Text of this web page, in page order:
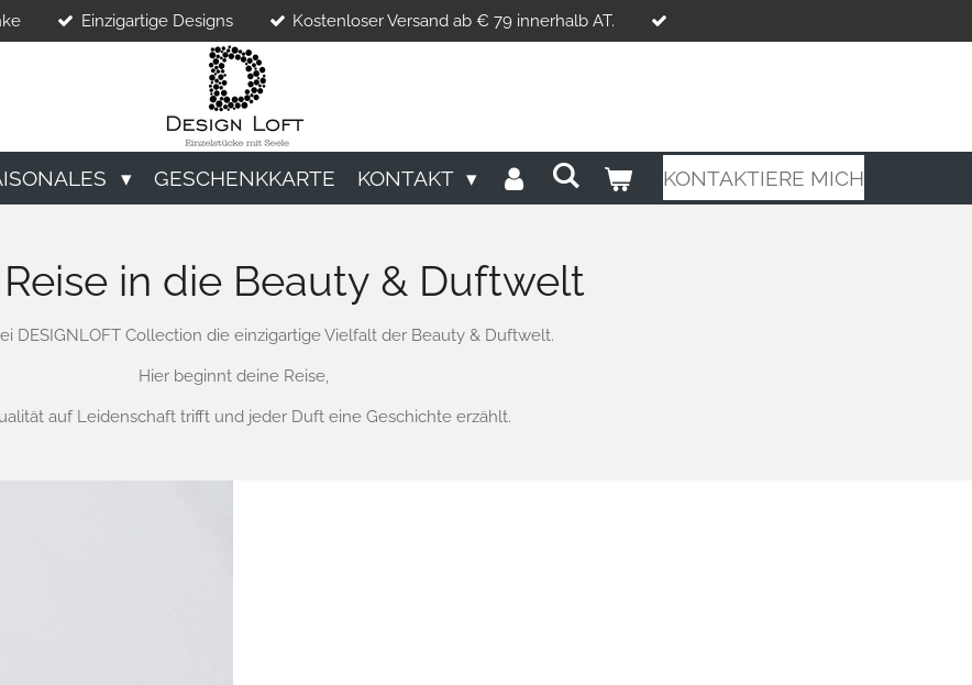
Einzigartige Designs Kostenloser Versand ab € 79 innerhalb AT.
GESCHENKKARTE KONTAKT KONTAKTIERE MICH
in die Beauty & Duftwelt
DESIGNLOFT Collection die einzigartige Vielfalt der Beauty & Duftwelt.
Hier beginnt deine Reise,
auf Leidenschaft trifft und jeder Duft eine Geschichte erzählt.